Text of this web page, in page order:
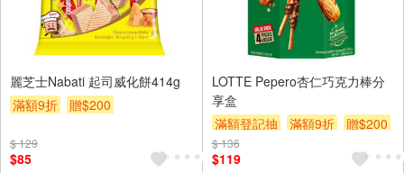
麗芝士Nabati 起司威化餅414g
滿額9折
贈$200
$ 129
$85
LOTTE Pepero杏仁巧克力棒分
享盒
滿額登記抽
滿額9折 贈$200
$ 136
$119